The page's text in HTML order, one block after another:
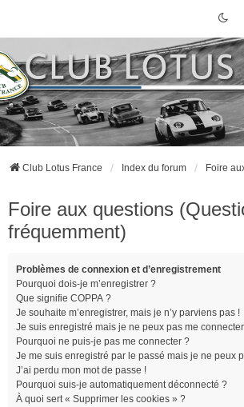
Club Lotus France Index du forum
Foire aux questions
fréquemment)
Problèmes de connexion et d’enregistrement
Pourquoi dois-je m’enregistrer ?
Que signifie COPPA ?
Je souhaite m’enregistrer, mais je n’y parviens pas !
Je suis enregistré mais je ne peux pas me
Pourquoi ne puis-je pas me connecter ?
Je me suis enregistré par le passé mais je ne peux
J’ai perdu mon mot de passe !
Pourquoi suis-je automatiquement déconnecté ?
À quoi sert « Supprimer les cookies » ?